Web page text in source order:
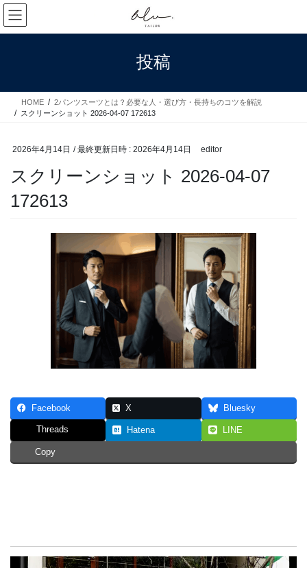
コ
ン
テ
ス
ナ
ビ
ゲ
ン
投稿
HOME
2パンツスーツとは？必要な人・選び方・長持ちのコツを解説
スクリーンショット 2026-04-07 172613
2026年4月14日 / 最終更新日時 : 2026年4月14日 editor
スクリーンショット 2026-04-07
172613
Facebook X Bluesky
Threads Hatena LINE
Copy